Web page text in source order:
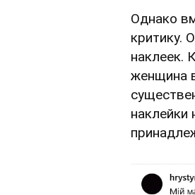
Однако
критику.
наклеек.
женщина